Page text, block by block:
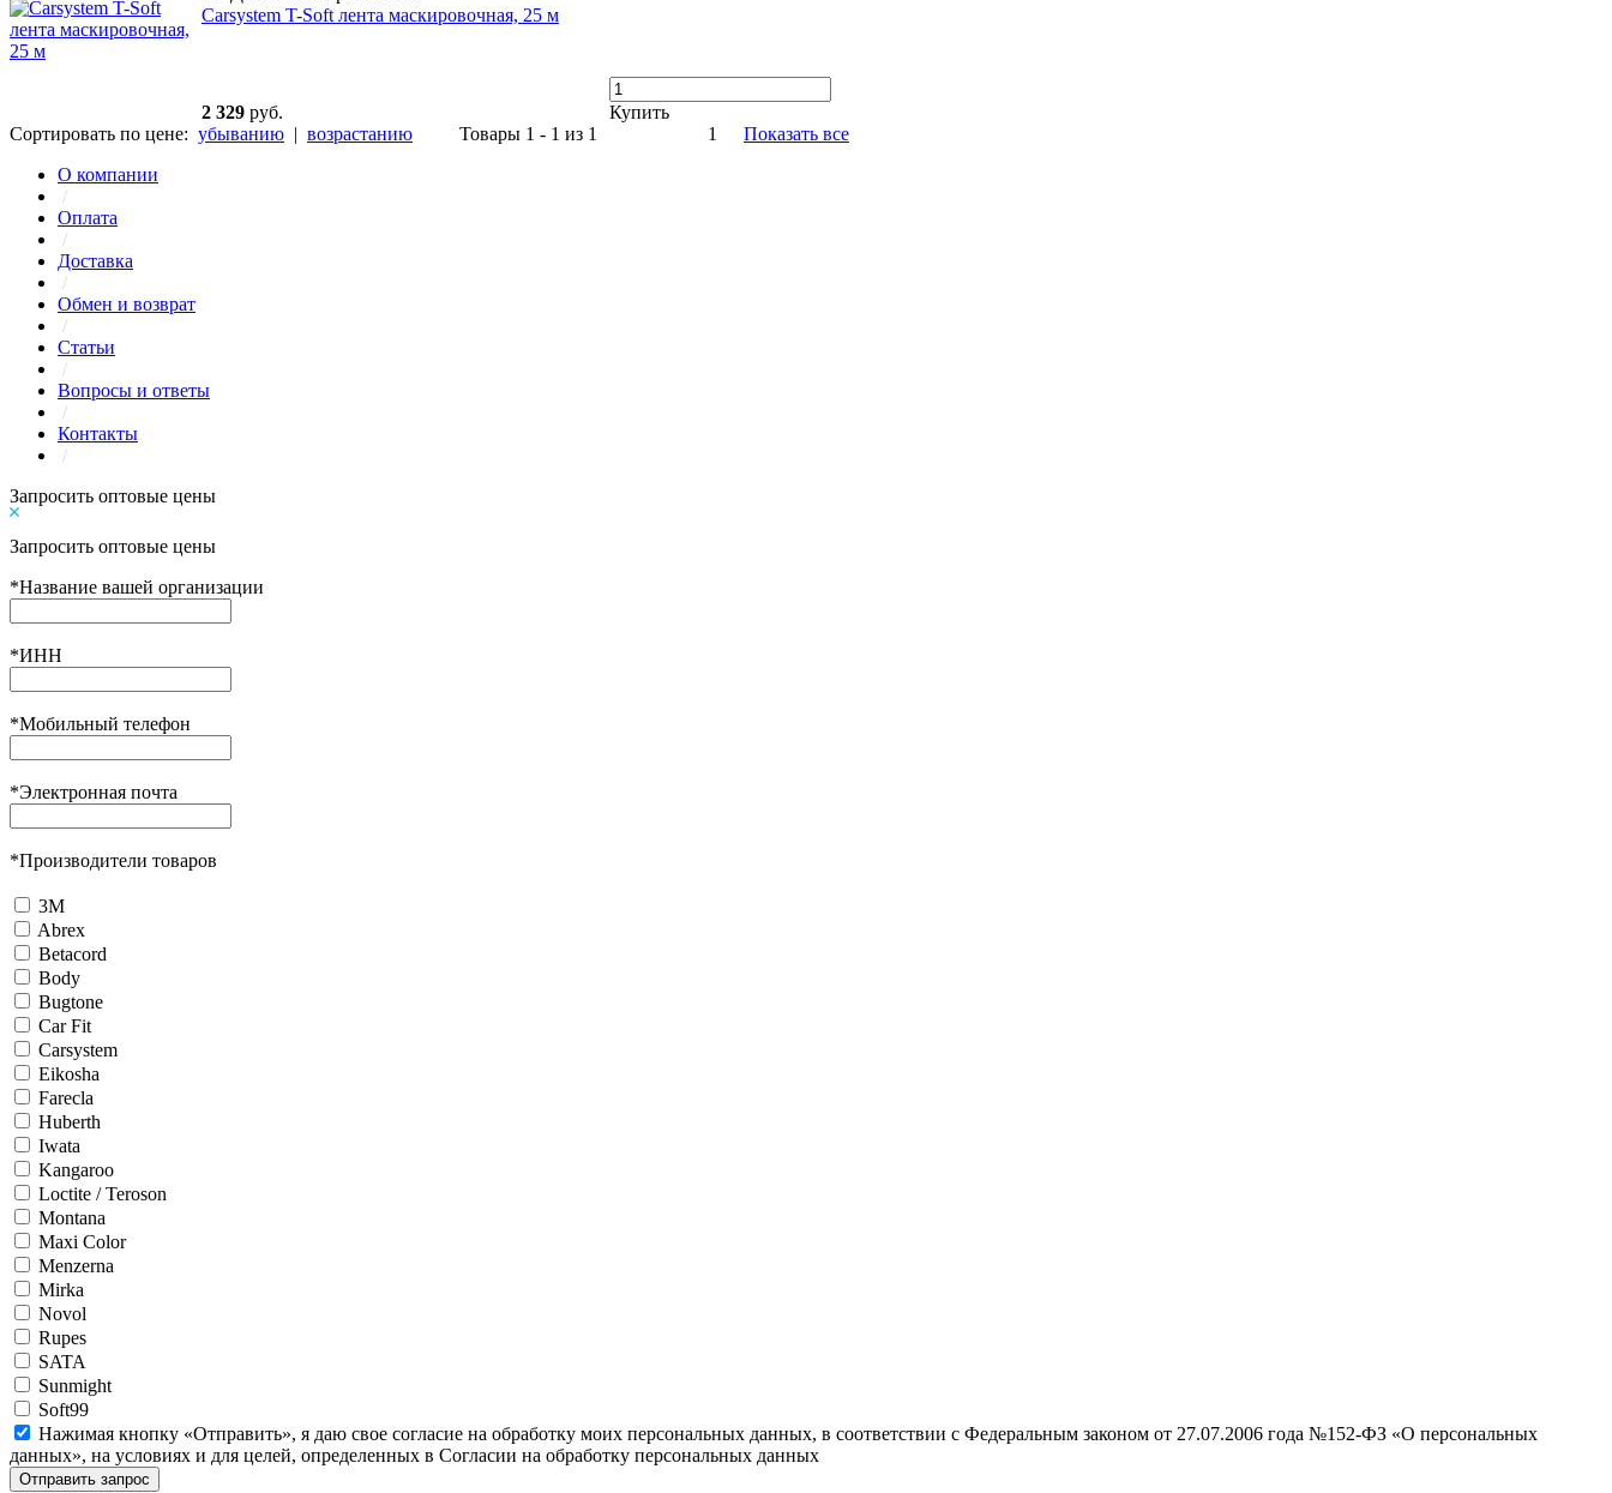
Carsystem T-Soft лента маскировочная, 25 м
2 329 руб.
Купить
Сортировать по цене: убыванию | возрастанию Товары 1 - 1 из 1 1
Показать все
О компании
/
Оплата
/
Доставка
/
Обмен и возврат
/
Статьи
/
Вопросы и ответы
/
Контакты
/
Запросить оптовые цены
Запросить оптовые цены
*Название вашей организации
*ИНН
*Мобильный телефон
*Электронная почта
*Производители товаров
3М
Abrex
Betacord
Body
Bugtone
Car Fit
Carsystem
Eikosha
Farecla
Huberth
Iwata
Kangaroo
Loctite / Teroson
Montana
Maxi Color
Menzerna
Mirka
Novol
Rupes
SATA
Sunmight
Soft99
Нажимая кнопку «Отправить», я даю свое согласие на обработку моих персональных данных, в соответствии с Федеральным законом от 27.07.2006 года №152-ФЗ «О персональных
данных», на условиях и для целей, определенных в Согласии на обработку персональных данных